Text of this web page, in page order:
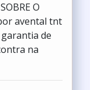
O
avental tnt
de
na